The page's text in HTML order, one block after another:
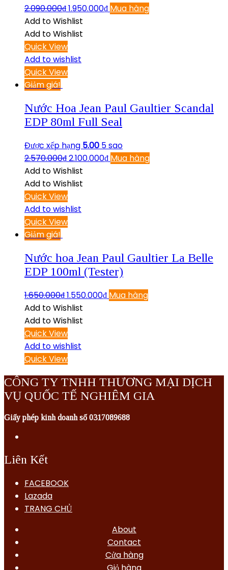
2.090.000₫1.950.000₫ Mua hàng
Add to Wishlist
Add to Wishlist
Quick View
Add to wishlist
Quick View
Giảm giá!
Nước Hoa Jean Paul Gaultier Scandal
EDP 80ml Full Seal
Được xếp hạng 5.00 5 sao
2.570.000₫2.100.000₫ Mua hàng
Add to Wishlist
Add to Wishlist
Quick View
Add to wishlist
Quick View
Giảm giá!
Nước hoa Jean Paul Gaultier La Belle
EDP 100ml (Tester)
1.650.000₫1.550.000₫ Mua hàng
Add to Wishlist
Add to Wishlist
Quick View
Add to wishlist
Quick View
CÔNG TY TNHH THƯƠNG MẠI DỊCH
VỤ QUỐC TẾ NGHIÊM GIA
Giấy phép kinh doanh số 0317089688
Liên Kết
FACEBOOK
Lazada
TRANG CHỦ
About
Contact
Cửa hàng